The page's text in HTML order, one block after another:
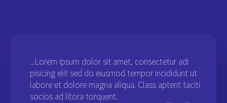
...Lorem ipsum dolor sit amet, consectetur adi
pisicing elit sed do eiusmod tempor incididunt ut
labore et dolore magna aliqua. Class aptent taciti
socios ad litora torquent.